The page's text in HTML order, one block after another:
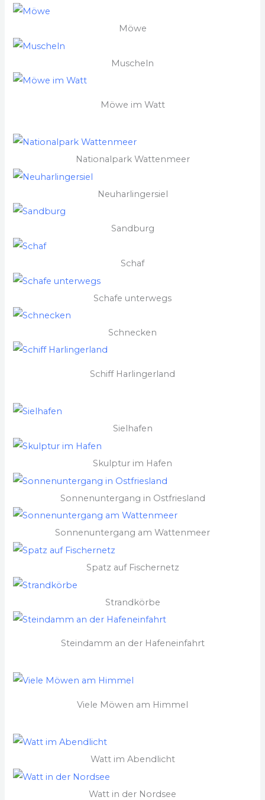
Möwe
Muscheln
Möwe im Watt
Nationalpark Wattenmeer
Neuharlingersiel
Sandburg
Schaf
Schafe unterwegs
Schnecken
Schiff Harlingerland
Sielhafen
Skulptur im Hafen
Sonnenuntergang in Ostfriesland
Sonnenuntergang am Wattenmeer
Spatz auf Fischernetz
Strandkörbe
Steindamm an der Hafeneinfahrt
Viele Möwen am Himmel
Watt im Abendlicht
Watt in der Nordsee